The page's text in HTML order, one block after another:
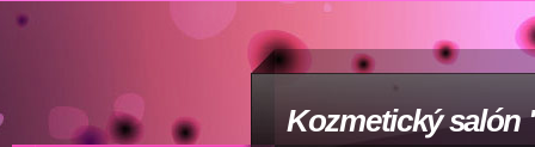
Kozmetický salón